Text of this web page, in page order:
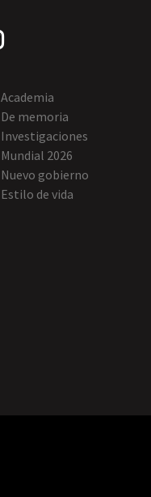
Academia
De memoria
Investigaciones
Mundial 2026
Nuevo gobierno
Estilo de vida